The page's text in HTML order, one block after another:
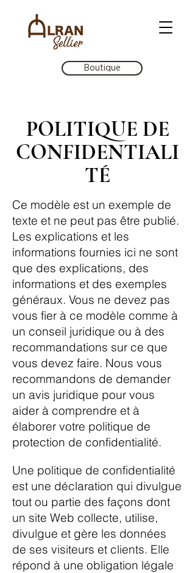
Boutique
POLITIQUE DE
CONFIDENTIALI
TÉ
Ce modèle est un exemple de
texte et ne peut pas être publié.
Les explications et les
informations fournies ici ne sont
que des explications, des
informations et des exemples
généraux. Vous ne devez pas
vous fier à ce modèle comme à
un conseil juridique ou à des
recommandations sur ce que
vous devez faire. Nous vous
recommandons de demander
un avis juridique pour vous
aider à comprendre et à
élaborer votre politique de
protection de confidentialité.
Une politique de confidentialité
est une déclaration qui divulgue
tout ou partie des façons dont
un site Web collecte, utilise,
divulgue et gère les données
de ses visiteurs et clients. Elle
répond à une obligation légale